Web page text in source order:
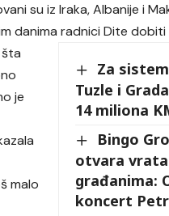
su iz Iraka, Albanije i
danima radnici Dite
Za
Tuzle i
14 miliona
Bingo
otvara
građanima:
koncert
je
malo